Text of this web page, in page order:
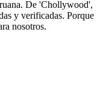
De 'Chollywood',
y verificadas. Porque
nosotros.